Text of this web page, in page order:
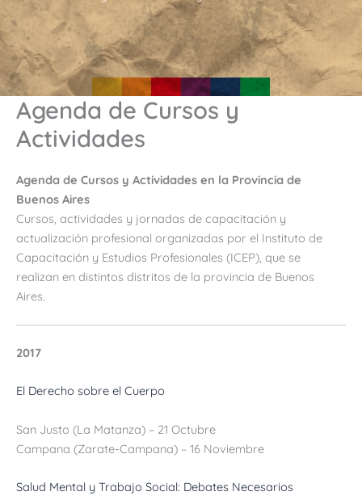
Agenda de Cursos y
Actividades
Agenda de Cursos y Actividades en la Provincia de
Buenos Aires
Cursos, actividades y jornadas de capacitación y
actualización profesional organizadas por el Instituto de
Capacitación y Estudios Profesionales (ICEP), que se
realizan en distintos distritos de la provincia de Buenos
Aires.
2017
El Derecho sobre el Cuerpo
San Justo (La Matanza) – 21 Octubre
Campana (Zarate-Campana) – 16 Noviembre
Salud Mental y Trabajo Social: Debates Necesarios